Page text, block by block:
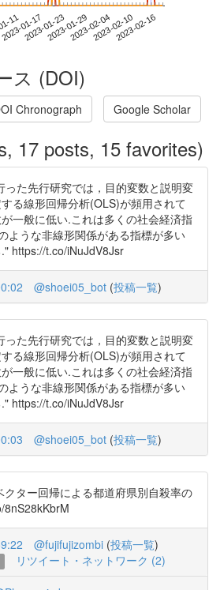
11
2023-01-172023-01-232023-01-292023-02-042023-02-102023-02-16
ス (DOI)
Chronograph Google Scholar
17 posts, 15 favorites)
った先行研究では，目的変数と説明変
る線形回帰分析(OLS)が頻用されて
一般に低い.これは多くの社会経済指
ような非線形関係がある指標が多い
https://t.co/iNuJdV8Jsr
@shoei05_bot (投稿一覧)
った先行研究では，目的変数と説明変
る線形回帰分析(OLS)が頻用されて
一般に低い.これは多くの社会経済指
ような非線形関係がある指標が多い
https://t.co/iNuJdV8Jsr
@shoei05_bot (投稿一覧)
クター回帰による都道府県別自殺率の
8nS28kKbrM
@fujifujizombi (投稿一覧)
リツイート・ネットワーク (2)